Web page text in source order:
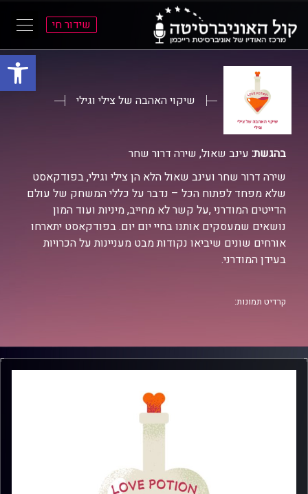
פתח
שידור חי
שיקוי האהבה של צילי וגילי
בהגשת: עינב שאול, שירה דרור שחר
שירה דרור שחר ועינב שאול הלא הן צילי וגילי, בפודקאסט
שלא מפחד לפתוח הכל – נדבר על כללי המשחק של עולם
הדייטים המודרני ,על קשר לא מחייב, מיניות ועוד המון
נושאים שמעסקים אותנו בחיי יום יום. בפודקאסט יתארחו
אורחים שונים שיביאו נקודות מבט מעניינות על הכרויות
בעידן המודרני.
קרדיט תמונות: